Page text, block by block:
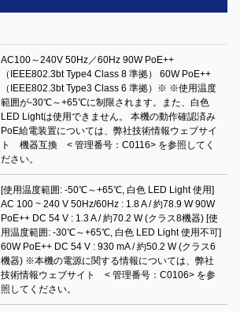
AC100～240V 50Hz／60Hz 90W PoE++
（IEEE802.3bt Type4 Class 8 準拠） 60W PoE++
（IEEE802.3bt Type3 Class 6 準拠）※ ※使用温度
範囲が-30℃～+65℃に制限されます。また、白色
LED Lightは使用できません。 本機の動作確認済み
PoE給電装置については、弊社技術情報ウェブサイ
ト 機器互換 < 管理番号：C0116> を参照してく
ださい。
[使用温度範囲: -50℃～+65℃, 白色 LED Light 使用]
AC 100 ~ 240 V 50Hz/60Hz : 1.8 A / 約78.9 W 90W
PoE++ DC 54 V : 1.3 A / 約70.2 W (クラス8機器) [使
用温度範囲: -30℃～+65℃, 白色 LED Light 使用不可]
60W PoE++ DC 54 V : 930 mA / 約50.2 W (クラス6
機器) ※本機の電源に関する情報については、弊社
技術情報ウェブサイト < 管理番号：C0106> を参
照してください。